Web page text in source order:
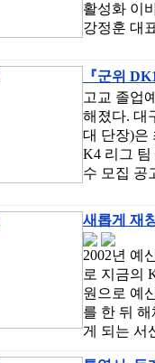
활성화 이
강정훈 대
『군위
고교 졸업
해졌다. 대
대 단장)은
K4 리그 팀
수 모집 공
새롭게 재
2002년 예
로 지금의
원으로 예
를 한 뒤
게 되는 서